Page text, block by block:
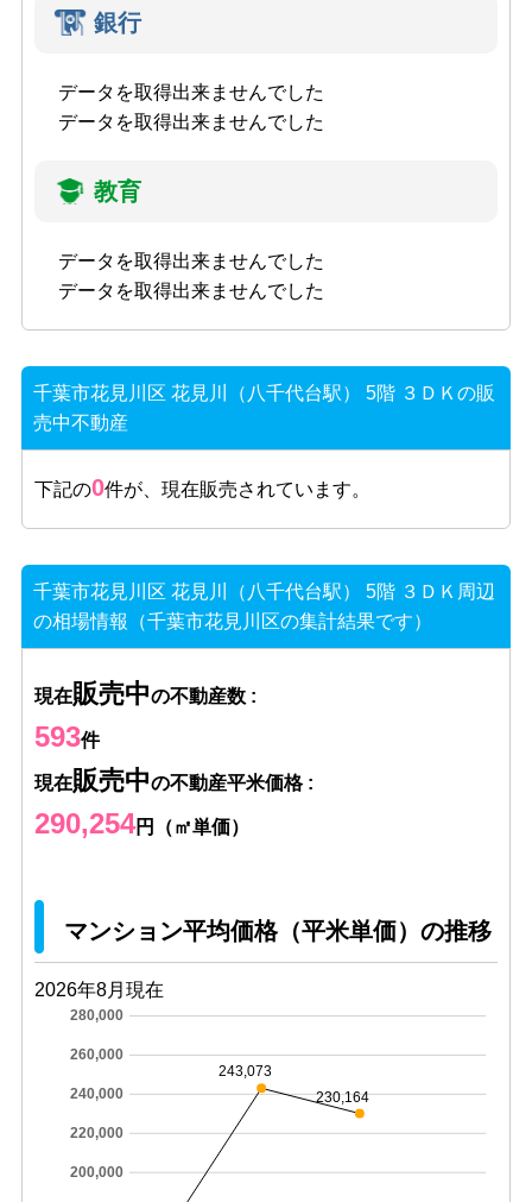
銀行
データを取得出来ませんでした
データを取得出来ませんでした
教育
データを取得出来ませんでした
データを取得出来ませんでした
千葉市花見川区 花見川（八千代台駅） 5階 ３ＤＫの販
売中不動産
下記の0件が、現在販売されています。
千葉市花見川区 花見川（八千代台駅） 5階 ３ＤＫ周辺
の相場情報（千葉市花見川区の集計結果です）
現在販売中の不動産数 :
593件
現在販売中の不動産平米価格 :
290,254円（㎡単価）
マンション平均価格（平米単価）の推移
2026年8月現在
200,000
220,000
240,000
260,000
280,000
243,073
230,164